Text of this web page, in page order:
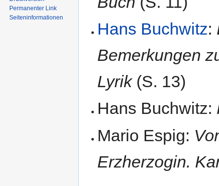
Hans Buchwitz:
Bemerkungen
Lyrik(S. 13)
Hans Buchwitz:
Mario Espig:
Erzherzogin.
Permanenter Link
Seiten­informationen